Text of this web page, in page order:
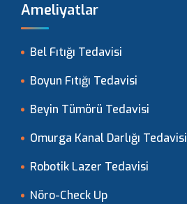
Ameliyatlar
Bel Fıtığı Tedavisi
Boyun Fıtığı Tedavisi
Beyin Tümörü Tedavisi
Omurga Kanal Darlığı Tedavisi
Robotik Lazer Tedavisi
Nöro-Check Up